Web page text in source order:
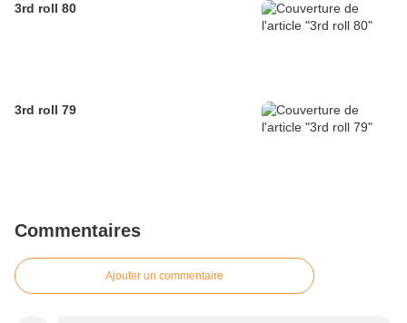
3rd roll 80
3rd roll 79
Commentaires
Ajouter un commentaire